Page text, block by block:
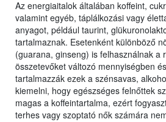
Az energiaitalok általában koffeint,
valamint egyéb, táplálkozási vagy
anyagot, például taurint,
tartalmaznak. Esetenként különböző
(guarana, ginseng) is felhasználnak a
összetevőket változó mennyiségben
tartalmazzák ezek a szénsavas,
kiemelni, hogy egészséges felnőttek
magas a koffeintartalma, ezért
terhes vagy szoptató nők számára